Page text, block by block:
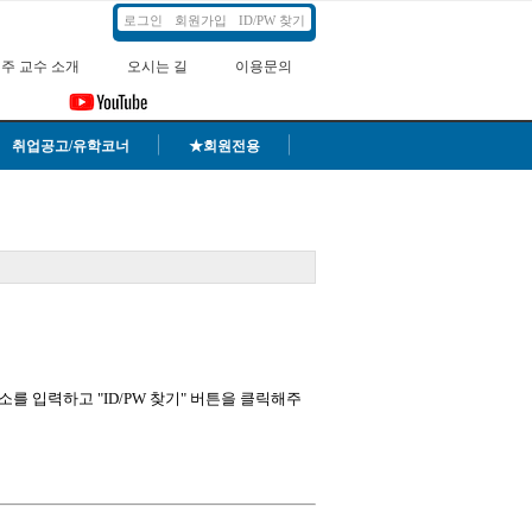
로그인 회원가입 ID/PW 찾기
교수 소개 오시는 길 이용문의
취업공고/유학코너 ★회원전용
를 입력하고 "ID/PW 찾기" 버튼을 클릭해주